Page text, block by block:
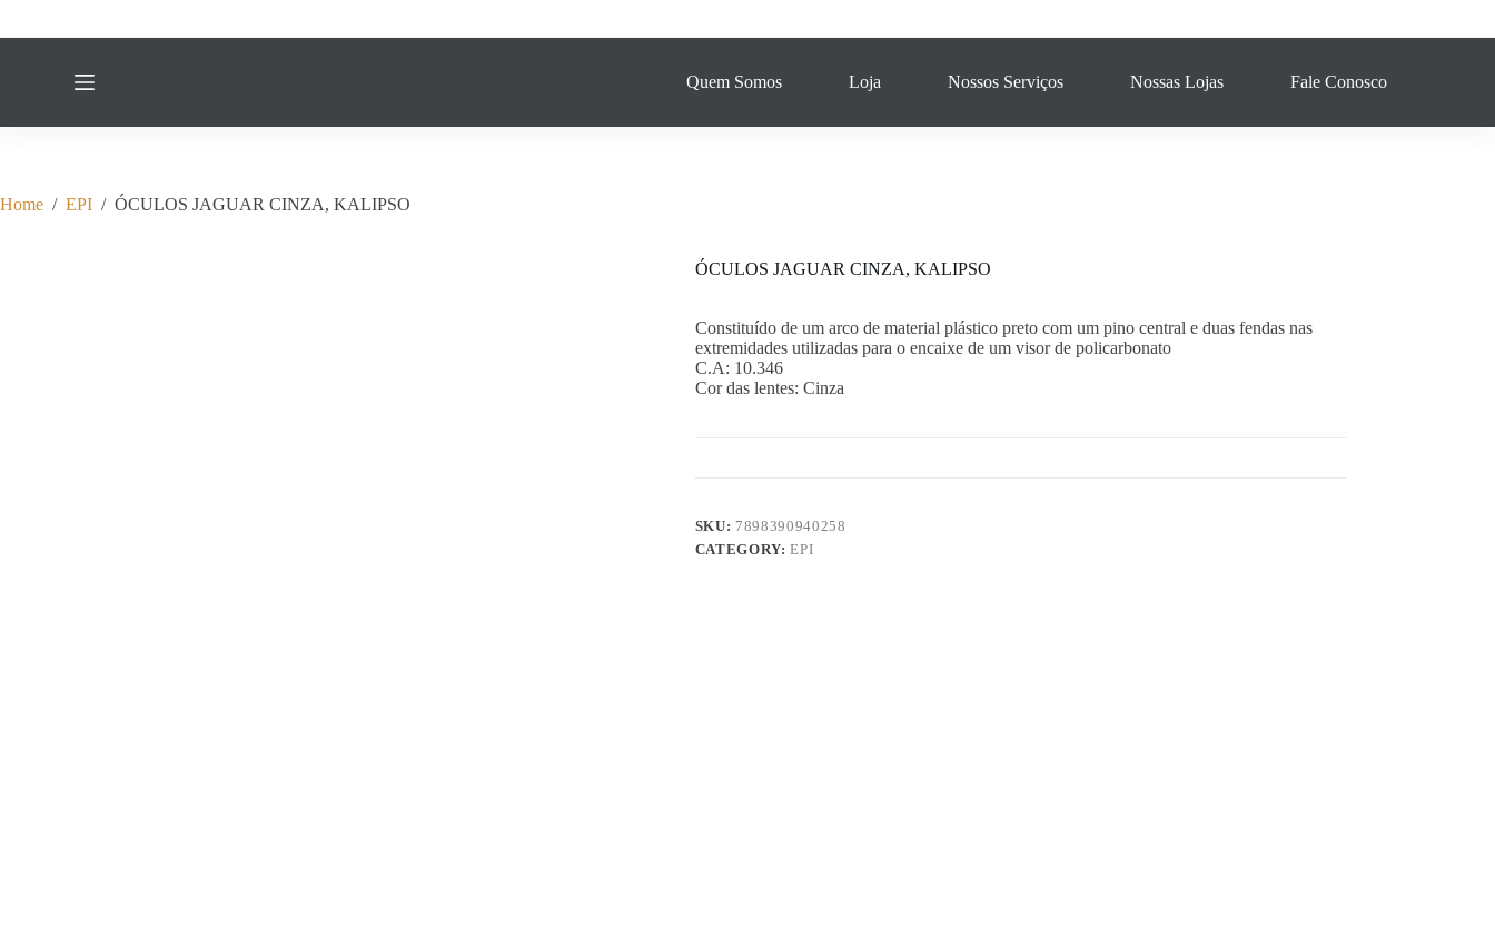
Quem Somos Loja Nossos Serviços Nossas Lojas Fale Conosco
Home / EPI / ÓCULOS JAGUAR CINZA, KALIPSO
ÓCULOS JAGUAR CINZA, KALIPSO
Constituído de um arco de material plástico preto com um pino central e duas fendas nas
extremidades utilizadas para o encaixe de um visor de policarbonato
C.A: 10.346
Cor das lentes: Cinza
SKU: 7898390940258
CATEGORY:EPI